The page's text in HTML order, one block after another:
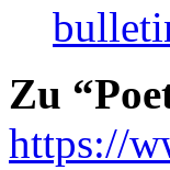
Zu
https://